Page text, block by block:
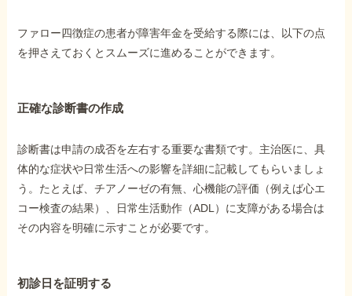
ファロー四徴症の患者が障害年金を受給する際には、以下の点
を押さえておくとスムーズに進めることができます。
正確な診断書の作成
診断書は申請の成否を左右する重要な書類です。主治医に、具
体的な症状や日常生活への影響を詳細に記載してもらいましょ
う。たとえば、チアノーゼの有無、心機能の評価（例えば心エ
コー検査の結果）、日常生活動作（ADL）に支障がある場合は
その内容を明確に示すことが必要です。
初診日を証明する